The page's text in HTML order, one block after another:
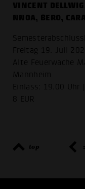
VINCENT
NNOA, BERO,
Freitag 19. Juli
Alte Feuerwache
Mannheim
Einlass: 19.00 Uhr
8 EUR
top